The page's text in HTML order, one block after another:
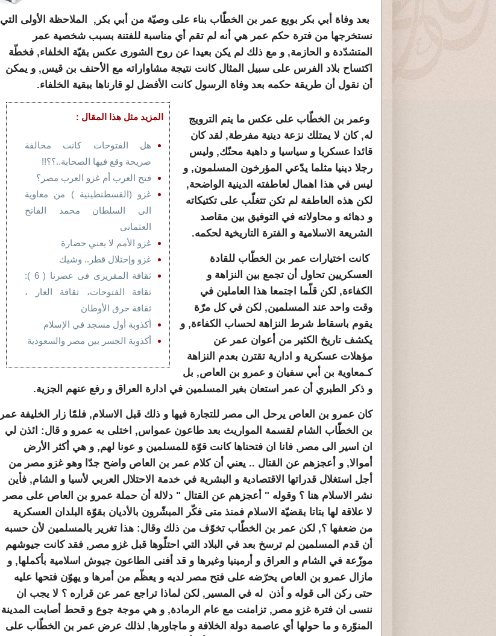
بعد وفاة أبي بكر بويع عمر بن الخطّاب بناء على وصيّة من أبي بكر, الملاحظة الأولى التي
نستخرجها من فترة حكم عمر هي أنه لم تقم أي مناسبة للفتنة بسبب شخصية عمر
المتشدّدة و الحازمة, و مع ذلك لم يكن بعيدا عن روح الشورى عكس بقيّة الخلفاء, فخطّة
اكتساح بلاد الفرس على سبيل المثال كانت نتيجة مشاواراته مع الأحنف بن قيس, و يمكن
أن نقول أن طريقة حكمه بعد وفاة الرسول كانت الأفضل لو قارناها ببقية الخلفاء.
المزيد مثل هذا المقال :
هل الفتوحات كانت مخالفة
صريحة وقع فيها الصحابة..؟؟!!
فتح العرب أم غزو العرب مصر؟
غزو (القسطنطينية ) من معاوية
الى السلطان محمد الفاتح
العثمانى
غزو الأمم لا يعني حضارة
غزو وإحتلال قطر.. وشيك
ثقافة المقريزى فى عصرنا ( 6 ):
ثقافة الفتوحات، ثقافة العار ،
ثقافة حرق الأوطان
أكذوبة أول مسجد في الإسلام
أكذوبة الجسر بين مصر والسعودية
وعمر بن الخطّاب على عكس ما يتم الترويج
له, كان لا يمتلك نزعة دينية مفرطة, لقد كان
قائدا عسكريا و سياسيا و داهية محنّك, وليس
رجلا دينيا مثلما يدّعي المؤرخون المسلمون, و
ليس في هذا اهمال لعاطفته الدينية الواضحة,
لكن هذه العاطفة لم تكن تتغلّب على تكتيكاته
و دهائه و محاولاته في التوفيق بين مقاصد
الشريعة الاسلامية و الفترة التاريخية لحكمه.
كانت اختيارات عمر بن الخطّاب للقادة
العسكريين تحاول أن تجمع بين النزاهة و
الكفاءة, لكن قلّما اجتمعا هذا العاملين في
وقت واحد عند المسلمين, لكن في كل مرّة
يقوم باسقاط شرط النزاهة لحساب الكفاءة, و
يكشف تاريخ الكثير من أعوان عمر عن
مؤهلات عسكرية و ادارية تقترن بعدم النزاهة
كـمعاوية بن أبي سفيان و عمرو بن العاص, بل
و ذكر الطبري أن عمر استعان بغير المسلمين في ادارة العراق و رفع عنهم الجزية.
كان عمرو بن العاص يرحل الى مصر للتجارة فيها و ذلك قبل الاسلام, فلمّا زار الخليفة عمر
بن الخطّاب الشام لقسمة المواريث بعد طاعون عمواس, اختلى به عمرو و قال: ائذن لي
ان اسير الى مصر, فانا ان فتحناها كانت قوّة للمسلمين و عونا لهم, و هي أكثر الأرض
أموالا, و أعجزهم عن القتال .. يعني أن كلام عمر بن العاص واضح جدّا وهو غزو مصر من
أجل استغلال قدراتها الاقتصادية و البشرية في خدمة الاحتلال العربي لأسيا و الشام, فأين
نشر الاسلام هنا ؟ وقوله " أعجزهم عن القتال " دلالة أن حملة عمرو بن العاص على مصر
لا علاقة لها بتاتا بقضيّة الاسلام فمنذ متى فكّر المبشّرون بالأديان بقوّة البلدان العسكرية
من ضعفها ؟, لكن عمر بن الخطّاب تخوّف من ذلك وقال: هذا تغرير بالمسلمين لأن حسبه
أن قدم المسلمين لم ترسخ بعد في البلاد التي احتلّوها قبل غزو مصر, فقد كانت جيوشهم
موزّعة في الشام و العراق و أرمينيا وغيرها و قد أفنى الطاعون جيوش اسلامية بأكملها, و
مازال عمرو بن العاص يحرّضه على فتح مصر لديه و يعظّم من أمرها و يهوّن فتحها عليه
حتى ركن الى قوله و أذن له في المسير, لكن لماذا تراجع عمر عن قراره ؟ لا يجب ان
ننسى ان فترة غزو مصر, تزامنت مع عام الرمادة, و هي موجة جوع و قحط أصابت المدينة
المنوّرة و ما حولها أي عاصمة دولة الخلافة و ماجاورها, لذلك عرض عمر بن الخطّاب على